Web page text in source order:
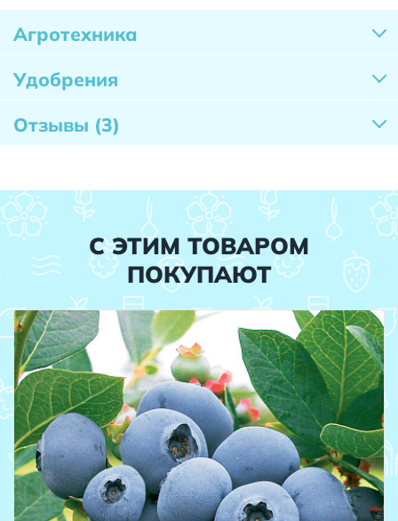
Агротехника
Удобрения
Отзывы (3)
С ЭТИМ ТОВАРОМ
ПОКУПАЮТ